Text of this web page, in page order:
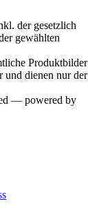
der gesetzlich
gewählten
Produktbilder
und dienen nur der
— powered by